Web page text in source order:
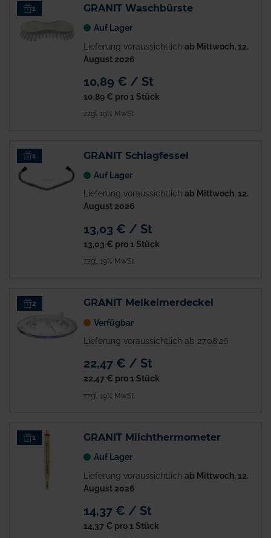
1 GRANIT Waschbürste
Auf Lager
Lieferung voraussichtlich ab Mittwoch, 12.
August 2026
10,89 € / St
10,89 € pro 1 Stück
zzgl. 19% MwSt.
1 GRANIT Schlagfessel
Auf Lager
Lieferung voraussichtlich ab Mittwoch, 12.
August 2026
13,03 € / St
13,03 € pro 1 Stück
zzgl. 19% MwSt.
2 GRANIT Melkeimerdeckel
Verfügbar
Lieferung voraussichtlich ab 27.08.26
22,47 € / St
22,47 € pro 1 Stück
zzgl. 19% MwSt.
1 GRANIT Milchthermometer
Auf Lager
Lieferung voraussichtlich ab Mittwoch, 12.
August 2026
14,37 € / St
14,37 € pro 1 Stück